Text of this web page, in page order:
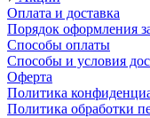
Оплата и доставка
Порядок оформления
Способы оплаты
Способы и условия
Оферта
Политика
Политика обработки